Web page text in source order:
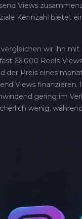
Views
Kennzahl bietet
wir ihn
66.000 Reels-
der Preis eines
Views finanzieren.
gering im
wenig,